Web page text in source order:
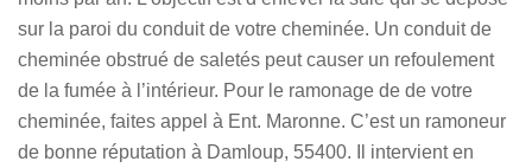
sur la paroi du conduit de votre cheminée. Un conduit de
cheminée obstrué de saletés peut causer un refoulement
de la fumée à l’intérieur. Pour le ramonage de de votre
cheminée, faites appel à Ent. Maronne. C’est un ramoneur
de bonne réputation à Damloup, 55400. Il intervient en